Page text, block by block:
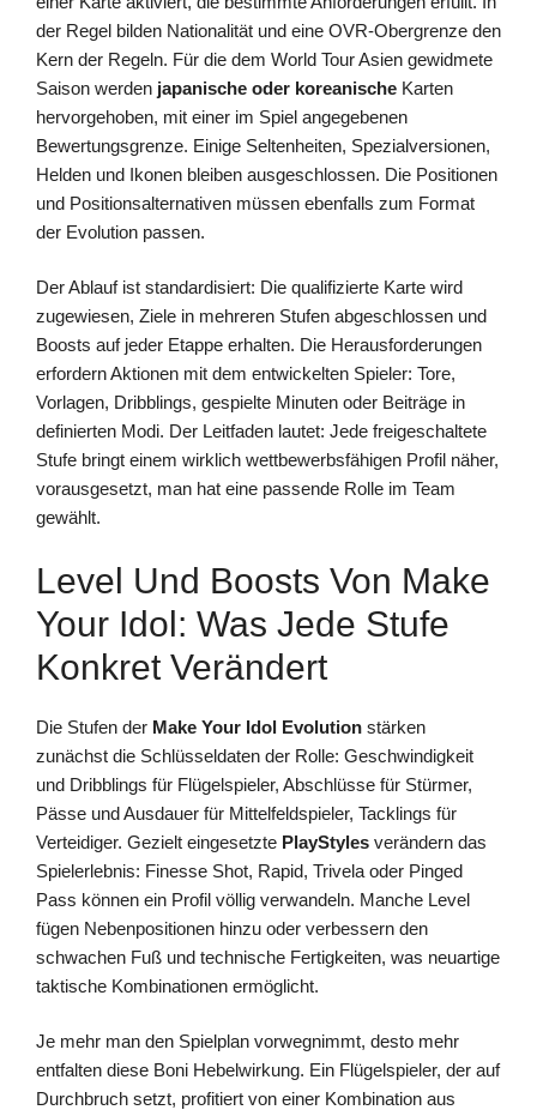
der Regel bilden Nationalität und eine OVR-Obergrenze den
Kern der Regeln. Für die dem World Tour Asien gewidmete
Saison werden japanische oder koreanische Karten
hervorgehoben, mit einer im Spiel angegebenen
Bewertungsgrenze. Einige Seltenheiten, Spezialversionen,
Helden und Ikonen bleiben ausgeschlossen. Die Positionen
und Positionsalternativen müssen ebenfalls zum Format
der Evolution passen.
Der Ablauf ist standardisiert: Die qualifizierte Karte wird
zugewiesen, Ziele in mehreren Stufen abgeschlossen und
Boosts auf jeder Etappe erhalten. Die Herausforderungen
erfordern Aktionen mit dem entwickelten Spieler: Tore,
Vorlagen, Dribblings, gespielte Minuten oder Beiträge in
definierten Modi. Der Leitfaden lautet: Jede freigeschaltete
Stufe bringt einem wirklich wettbewerbsfähigen Profil näher,
vorausgesetzt, man hat eine passende Rolle im Team
gewählt.
Level Und Boosts Von Make
Your Idol: Was Jede Stufe
Konkret Verändert
Die Stufen der Make Your Idol Evolution stärken
zunächst die Schlüsseldaten der Rolle: Geschwindigkeit
und Dribblings für Flügelspieler, Abschlüsse für Stürmer,
Pässe und Ausdauer für Mittelfeldspieler, Tacklings für
Verteidiger. Gezielt eingesetzte PlayStyles verändern das
Spielerlebnis: Finesse Shot, Rapid, Trivela oder Pinged
Pass können ein Profil völlig verwandeln. Manche Level
fügen Nebenpositionen hinzu oder verbessern den
schwachen Fuß und technische Fertigkeiten, was neuartige
taktische Kombinationen ermöglicht.
Je mehr man den Spielplan vorwegnimmt, desto mehr
entfalten diese Boni Hebelwirkung. Ein Flügelspieler, der auf
Durchbruch setzt, profitiert von einer Kombination aus